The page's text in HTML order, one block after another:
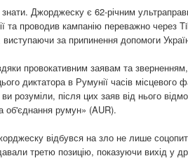
Джорджеску є 62-річним
та проводив кампанію переважно через
виступаючи за припинення допомоги
провокативним заявам та
диктатора в Румунії часів місцевого
розуміли, після цих заяв від нього
об'єднання румун» (AUR).
відбувся на зло не лише
третю позицію, показуючи вихід у